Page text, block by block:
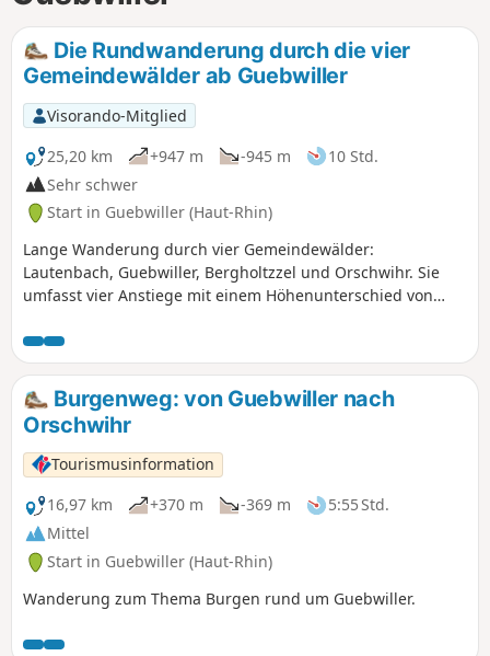
Die Rundwanderung durch die vier
Gemeindewälder ab Guebwiller
Visorando-Mitglied
25,20 km
+947 m -945 m
10 Std.
Sehr schwer
Start in Guebwiller (Haut-Rhin)
Lange Wanderung durch vier Gemeindewälder:
Lautenbach, Guebwiller, Bergholtzzel und Orschwihr. Sie
umfasst vier Anstiege mit einem Höhenunterschied von
variiert. Es gibt zahlreiche Sehenswürdigkeiten, darunter
die Stadt Guebwiller, aber auch den Aussichtspunkt im
Gemeindewald von Bergholtzzell und den Kalvarienberg am
Oelberg. Auf der Wanderung lassen sich einige Burgruinen
sowie die Felsformation des Hochfelsens entdecken.
Außerdem führt sie um einen kleinen Gipfel herum, der auf
688 m Höhe liegt: den Engelstein.
Burgenweg: von Guebwiller nach
Orschwihr
Tourismusinformation
16,97 km
+370 m -369 m
5:55 Std.
Mittel
Start in Guebwiller (Haut-Rhin)
Wanderung zum Thema Burgen rund um Guebwiller.